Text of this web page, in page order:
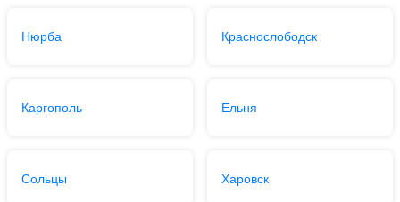
Нюрба Краснослободск
Каргополь Ельня
Сольцы Харовск